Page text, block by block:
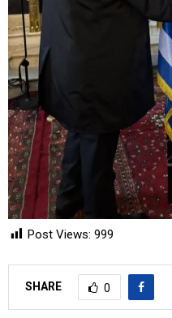
Post Views: 999
SHARE 0